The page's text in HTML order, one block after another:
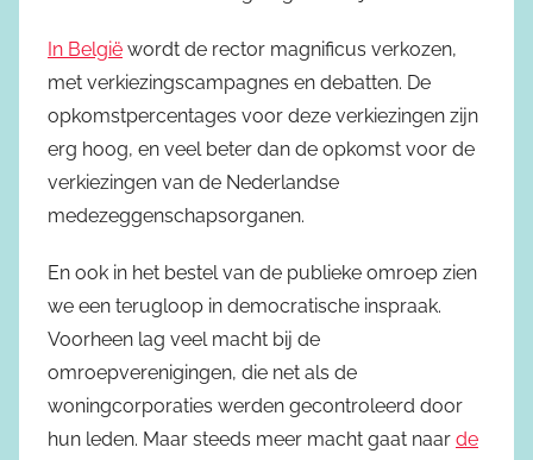
In België wordt de rector magnificus verkozen,
met verkiezingscampagnes en debatten. De
opkomstpercentages voor deze verkiezingen zijn
erg hoog, en veel beter dan de opkomst voor de
verkiezingen van de Nederlandse
medezeggenschapsorganen.
En ook in het bestel van de publieke omroep zien
we een terugloop in democratische inspraak.
Voorheen lag veel macht bij de
omroepverenigingen, die net als de
woningcorporaties werden gecontroleerd door
hun leden. Maar steeds meer macht gaat naar de